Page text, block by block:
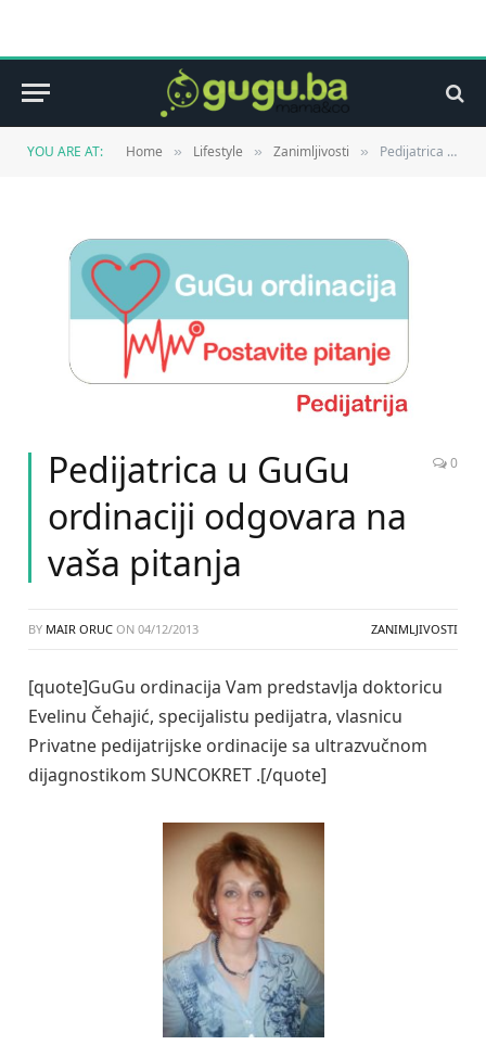
YOU ARE AT: Home » Lifestyle » Zanimljivosti » Pedijatrica u GuGu ordinaciji odgovara na vaša pitanja
Pedijatrica u GuGu
ordinaciji odgovara na
vaša pitanja
0
BY MAIR ORUC ON 04/12/2013 ZANIMLJIVOSTI
[quote]GuGu ordinacija Vam predstavlja doktoricu
Evelinu Čehajić, specijalistu pedijatra, vlasnicu
Privatne pedijatrijske ordinacije sa ultrazvučnom
dijagnostikom SUNCOKRET .[/quote]